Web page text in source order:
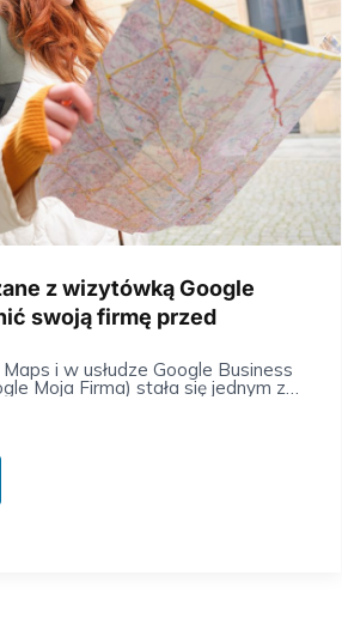
z wizytówką Google
swoją firmę przed
i w usłudze Google Business
Moja Firma) stała się jednym z